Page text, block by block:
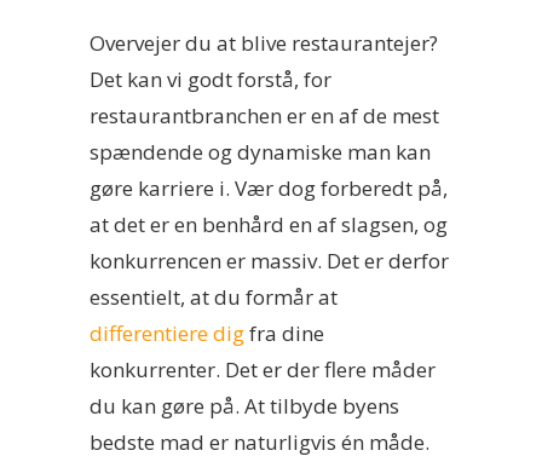
Overvejer du at blive restaurantejer?
Det kan vi godt forstå, for
restaurantbranchen er en af de mest
spændende og dynamiske man kan
gøre karriere i. Vær dog forberedt på,
at det er en benhård en af slagsen, og
konkurrencen er massiv. Det er derfor
essentielt, at du formår at
differentiere digfra dine
konkurrenter. Det er der flere måder
du kan gøre på. At tilbyde byens
bedste mad er naturligvis én måde.